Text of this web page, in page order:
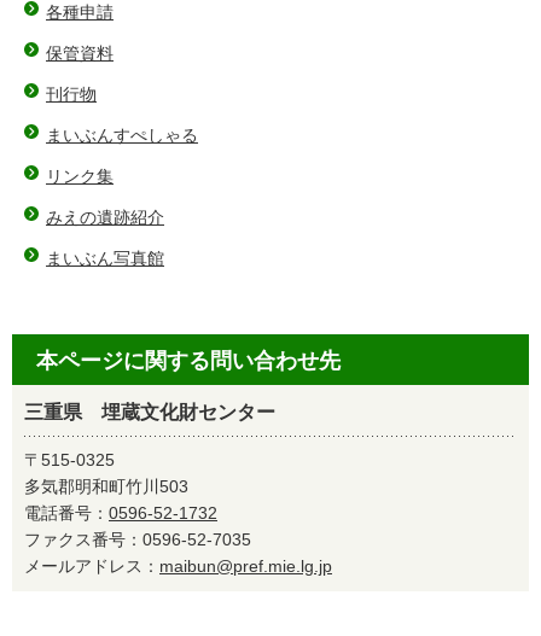
各種申請
保管資料
刊行物
まいぶんすぺしゃる
リンク集
みえの遺跡紹介
まいぶん写真館
本ページに関する問い合わせ先
三重県 埋蔵文化財センター
〒515-0325
多気郡明和町竹川503
電話番号： 0596-52-1732
ファクス番号：0596-52-7035
メールアドレス： maibun@pref.mie.lg.jp